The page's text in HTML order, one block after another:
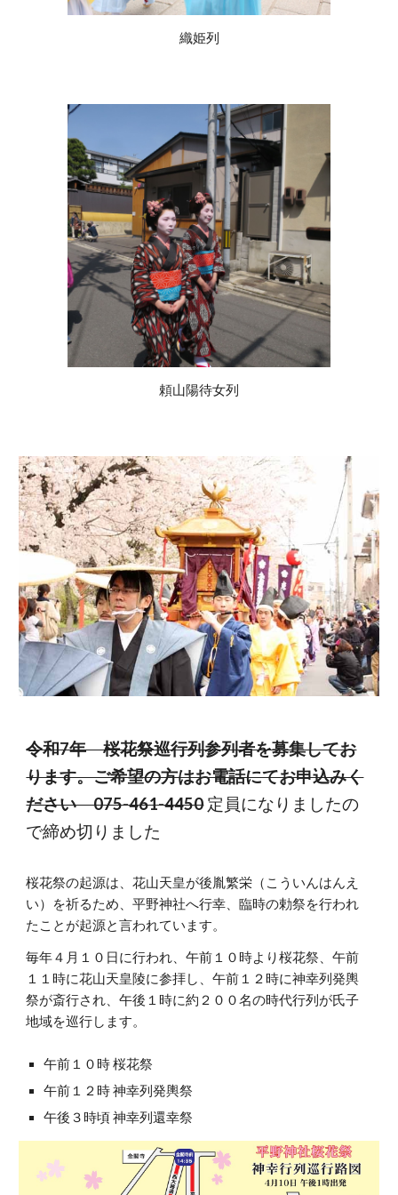
織姫列
頼山陽待女列
令和7年 桜花祭巡行列参列者を募集してお
ります。ご希望の方はお電話にてお申込みく
ださい 075-461-4450 定員になりましたの
で締め切りました
桜花祭の起源は、花山天皇が後胤繁栄（こういんはんえ
い）を祈るため、平野神社へ行幸、臨時の勅祭を行われ
たことが起源と言われています。
毎年４月１０日に行われ、午前１０時より桜花祭、午前
１１時に花山天皇陵に参拝し、午前１２時に神幸列発輿
祭が斎行され、午後１時に約２００名の時代行列が氏子
地域を巡行します。
午前１０時 桜花祭
午前１２時 神幸列発輿祭
午後３時頃 神幸列還幸祭